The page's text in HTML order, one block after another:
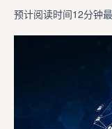
预计阅读时间12分钟